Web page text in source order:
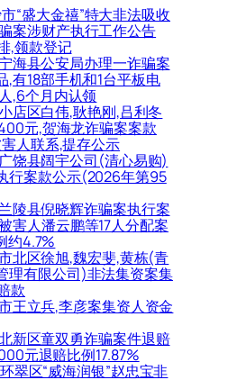
“盛大金禧”特大非法吸收
案涉财产执行工作公告
,领款登记
海县公安局办理一诈骗案
,有18部手机和1台平板电
,6个月内认领
店区白伟,耿艳刚,吕利冬
元,贺海龙诈骗案案款
人联系,提存公示
饶县阔宇公司(清心易购)
行案款公示(2026年第95
陵县倪晓辉诈骗案执行案
害人潘云鹏等17人分配案
约4.7%
北区徐旭,魏宏斐,黄栋(青
理有限公司)非法集资案集
款
王立兵,李彦案集资人资金
新区童双勇诈骗案件退赔
元退赔比例17.87%
翠区“威海润银”赵忠宝非